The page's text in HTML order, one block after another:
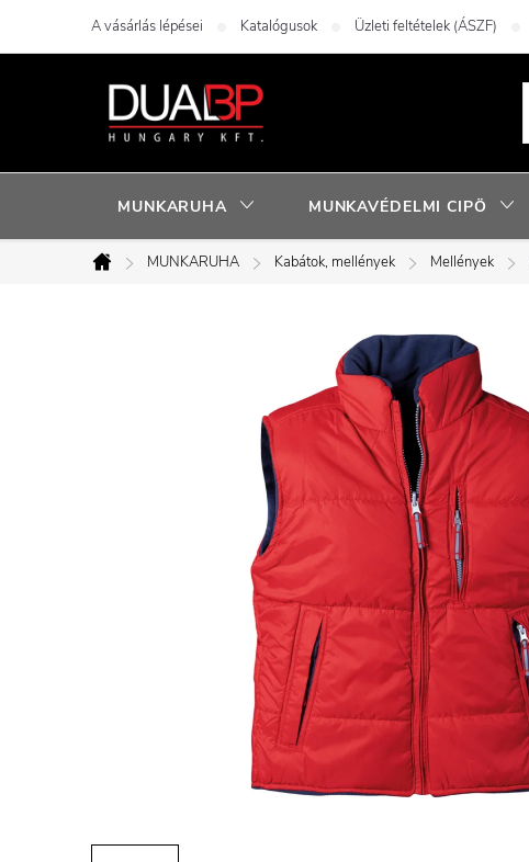
A vásárlás lépései Katalógusok Üzleti feltételek (ÁSZF)
MUNKARUHA MUNKAVÉDELMI CIPÖ
Kezdőlap
MUNKARUHA Kabátok, mellények Mellények